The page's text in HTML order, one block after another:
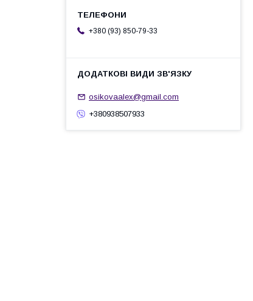
+380 (93) 850-79-33
osikovaalex@gmail.com
+380938507933